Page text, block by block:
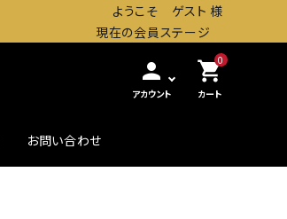
ようこそ ゲスト 様
現在の会員ステージ
person
アカウント
0
shopping_cart
カート
お問い合わせ